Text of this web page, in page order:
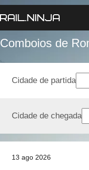
Comboios de
13 ago 2026
Cidade de partida
Cidade de chegada